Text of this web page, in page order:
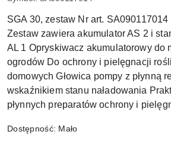
SGA 30, zestaw Nr art. SA090117014
Zestaw zawiera akumulator AS 2 i
AL 1 Opryskiwacz akumulatorowy do
ogrodów Do ochrony i pielęgnacji
domowych Głowica pompy z płynną
wskaźnikiem stanu naładowania
płynnych preparatów ochrony i
Dostępność: Mało